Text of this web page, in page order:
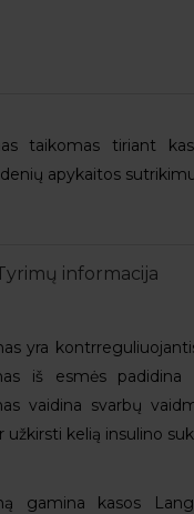
taikomas tiriant
apykaitos
informacija
yra
iš esmės
vaidina svarbų
užkirsti kelią insulino
gamina kasos